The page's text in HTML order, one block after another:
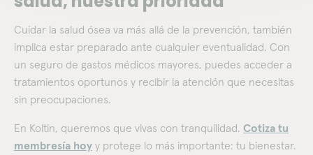
Cuidar la salud ósea va más allá de la prevención, también
implica estar preparado ante cualquier eventualidad. Con
un seguro de gastos médicos mayores, puedes acceder a
tratamientos oportunos y recibir la atención que necesitas
sin preocupaciones.
En Koltin, queremos que vivas con tranquilidad. Cotiza tu
membresía hoy y protege lo más importante: tu bienestar.